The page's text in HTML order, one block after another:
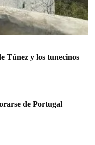
Túnez y los tunecinos
de Portugal